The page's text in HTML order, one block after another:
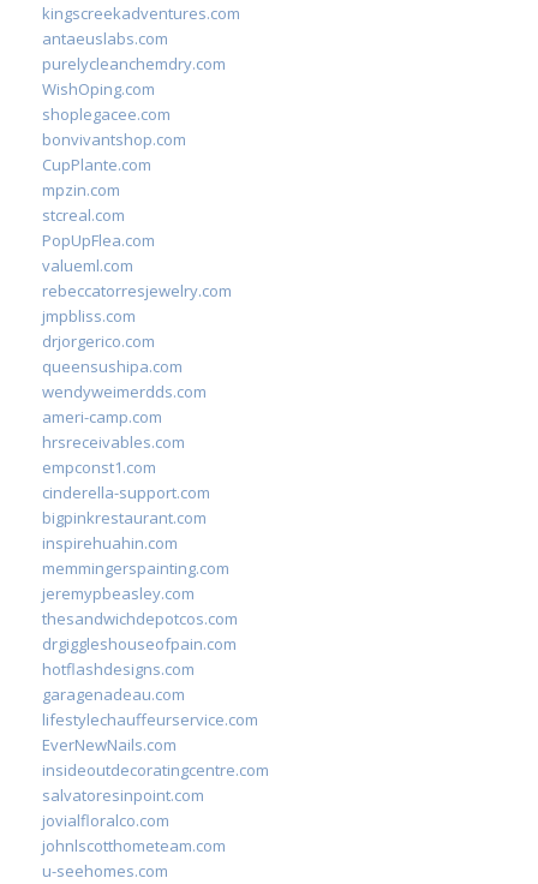
kingscreekadventures.com
antaeuslabs.com
purelycleanchemdry.com
WishOping.com
shoplegacee.com
bonvivantshop.com
CupPlante.com
mpzin.com
stcreal.com
PopUpFlea.com
valueml.com
rebeccatorresjewelry.com
jmpbliss.com
drjorgerico.com
queensushipa.com
wendyweimerdds.com
ameri-camp.com
hrsreceivables.com
empconst1.com
cinderella-support.com
bigpinkrestaurant.com
inspirehuahin.com
memmingerspainting.com
jeremypbeasley.com
thesandwichdepotcos.com
drgiggleshouseofpain.com
hotflashdesigns.com
garagenadeau.com
lifestylechauffeurservice.com
EverNewNails.com
insideoutdecoratingcentre.com
salvatoresinpoint.com
jovialfloralco.com
johnlscotthometeam.com
u-seehomes.com